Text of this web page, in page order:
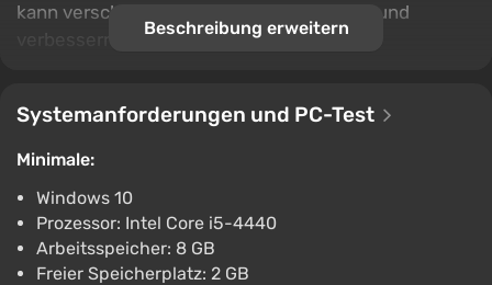
kann verschiedene Ausrüstungen kaufen und
Beschreibung erweitern
Systemanforderungen und PC-Test
Minimale:
Windows 10
Prozessor: Intel Core i5-4440
Arbeitsspeicher: 8 GB
Freier Speicherplatz: 2 GB